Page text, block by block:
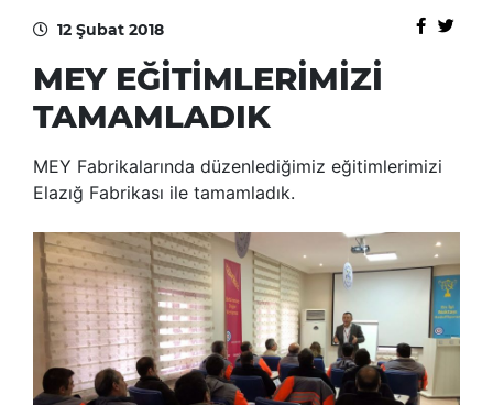
12 Şubat 2018
MEY EĞİTİMLERİMİZİ
TAMAMLADIK
MEY Fabrikalarında düzenlediğimiz eğitimlerimizi
Elazığ Fabrikası ile tamamladık.